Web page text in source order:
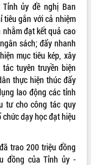
ủy đề nghị Ban
tiêu gắn với cả nhiệm
đạt kết quả cao
sách; đẩy nhanh
mục tiêu kép, xây
tuyên truyền biện
thực hiện thúc đẩy
lao động các tỉnh
tư cho công tác quy
dạy học đạt hiệu
trao 200 triệu đồng
đồng của Tỉnh ủy -